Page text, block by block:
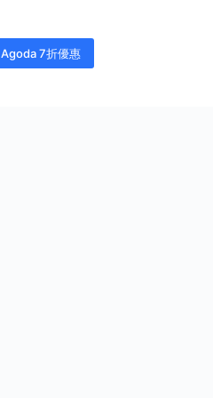
Agoda 7折優惠